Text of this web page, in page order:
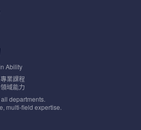
Ability
業課程
域能力
departments.
multi-field expertise.